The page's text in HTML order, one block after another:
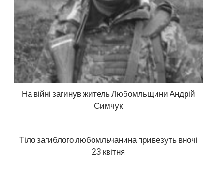
На війні загинув житель Любомльщини Андрій
Симчук
Тіло загиблого любомльчанина привезуть вночі
23 квітня